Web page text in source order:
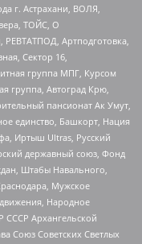
г. Астрахани, ВОЛЯ,
ТОЙС, О
РЕВТАТПОД, Артподготовка,
Сектор 16,
группа МПГ, Курсом
группа, Автоград Крю,
пансионат Ак Умут,
единство, Башкорт, Нация
Иртыш Ultras, Русский
державный союз, Фонд
Штабы Навального,
Мужское
Народное
СССР Архангельской
Союз Советских Светлых